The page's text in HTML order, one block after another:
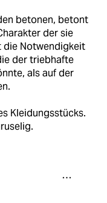
betonen, betont
der sie
die Notwendigkeit
der triebhafte
als auf der
Kleidungsstücks.